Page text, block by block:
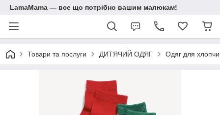
LamaMama — все що потрібно вашим малюкам!
Товари та послуги ДИТЯЧИЙ ОДЯГ Одяг для